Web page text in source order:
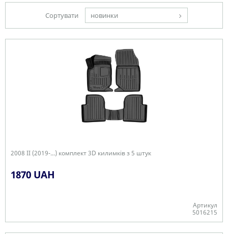
Сортувати новинки
2008 II (2019-...) комплект 3D килимків з 5 штук
1870 UAH
Артикул
5016215